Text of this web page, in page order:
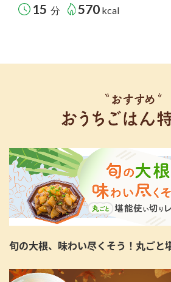
15 分 570 kcal
旬の大根、味わい尽くそう！丸ごと